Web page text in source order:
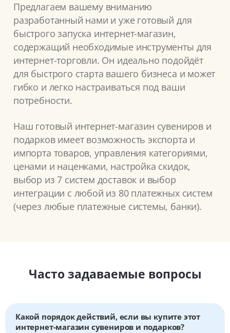
Предлагаем вашему вниманию
разработанный нами и уже готовый для
быстрого запуска интернет-магазин,
содержащий необходимые инструменты для
интернет-торговли. Он идеально подойдёт
для быстрого старта вашего бизнеса и может
гибко и легко настраиваться под ваши
потребности.
Наш готовый интернет-магазин сувениров и
подарков имеет возможность экспорта и
импорта товаров, управления категориями,
ценами и наценками, настройка скидок,
выбор из 7 систем доставок и выбор
интеграции с любой из 80 платежных систем
(через любые платежные системы, банки).
Часто задаваемые вопросы
Какой порядок действий, если вы купите этот
интернет-магазин сувениров и подарков?